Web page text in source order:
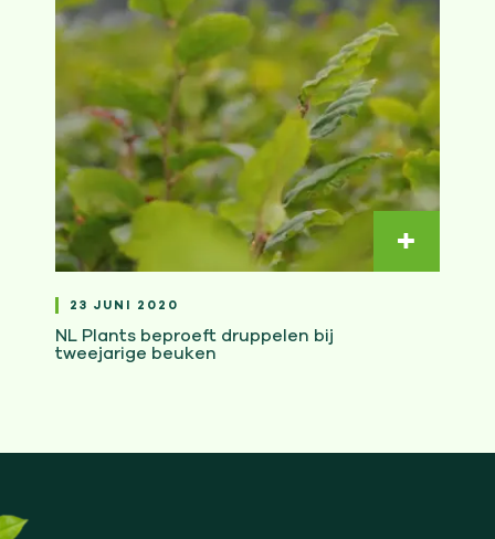
23 JUNI 2020
NL Plants beproeft druppelen bij
tweejarige beuken